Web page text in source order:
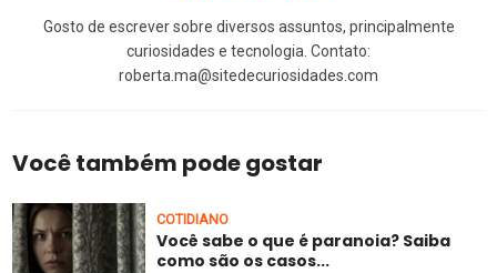
Gosto de escrever sobre diversos assuntos, principalmente
curiosidades e tecnologia. Contato:
roberta.ma@sitedecuriosidades.com
Você também pode gostar
COTIDIANO
Você sabe o que é paranoia? Saiba
como são os casos...